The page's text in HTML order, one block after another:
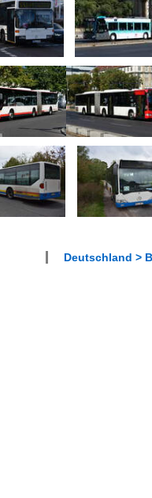
Deutschland >